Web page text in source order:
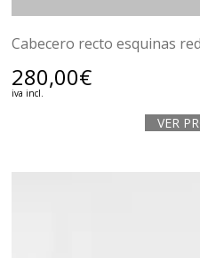
Cabecero recto esquinas
280,00€
iva incl.
VER